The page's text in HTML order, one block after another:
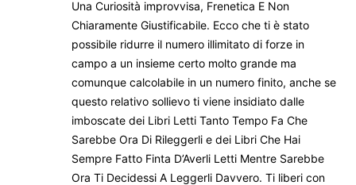
Una Curiosità improvvisa, Frenetica E Non
Chiaramente Giustificabile. Ecco che ti è stato
possibile ridurre il numero illimitato di forze in
campo a un insieme certo molto grande ma
comunque calcolabile in un numero finito, anche se
questo relativo sollievo ti viene insidiato dalle
imboscate dei Libri Letti Tanto Tempo Fa Che
Sarebbe Ora Di Rileggerli e dei Libri Che Hai
Sempre Fatto Finta D’Averli Letti Mentre Sarebbe
Ora Ti Decidessi A Leggerli Davvero. Ti liberi con